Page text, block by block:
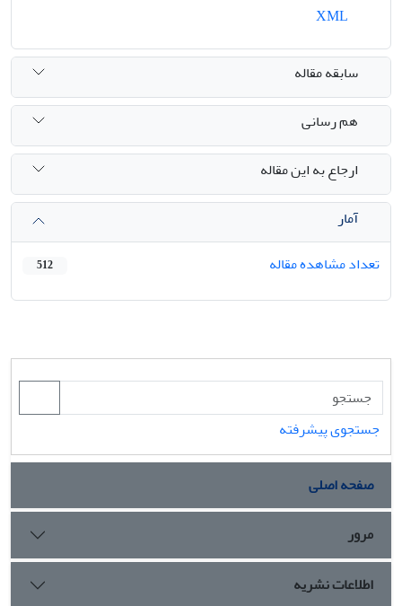
سابقه مقاله
هم رسانی
ارجاع به این مقاله
آمار
تعداد مشاهده مقاله
512
جستجوی پیشرفته
صفحه اصلی
مرور
اطلاعات نشریه